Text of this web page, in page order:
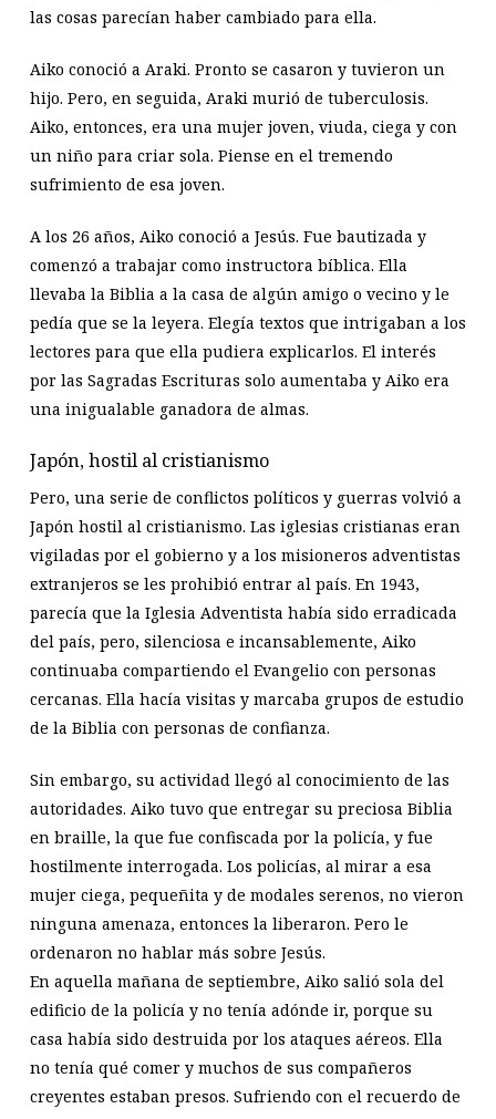
las cosas parecían haber cambiado para ella.
Aiko conoció a Araki. Pronto se casaron y tuvieron un
hijo. Pero, en seguida, Araki murió de tuberculosis.
Aiko, entonces, era una mujer joven, viuda, ciega y con
un niño para criar sola. Piense en el tremendo
sufrimiento de esa joven.
A los 26 años, Aiko conoció a Jesús. Fue bautizada y
comenzó a trabajar como instructora bíblica. Ella
llevaba la Biblia a la casa de algún amigo o vecino y le
pedía que se la leyera. Elegía textos que intrigaban a los
lectores para que ella pudiera explicarlos. El interés
por las Sagradas Escrituras solo aumentaba y Aiko era
una inigualable ganadora de almas.
Japón, hostil al cristianismo
Pero, una serie de conflictos políticos y guerras volvió a
Japón hostil al cristianismo. Las iglesias cristianas eran
vigiladas por el gobierno y a los misioneros adventistas
extranjeros se les prohibió entrar al país. En 1943,
parecía que la Iglesia Adventista había sido erradicada
del país, pero, silenciosa e incansablemente, Aiko
continuaba compartiendo el Evangelio con personas
cercanas. Ella hacía visitas y marcaba grupos de estudio
de la Biblia con personas de confianza.
Sin embargo, su actividad llegó al conocimiento de las
autoridades. Aiko tuvo que entregar su preciosa Biblia
en braille, la que fue confiscada por la policía, y fue
hostilmente interrogada. Los policías, al mirar a esa
mujer ciega, pequeñita y de modales serenos, no vieron
ninguna amenaza, entonces la liberaron. Pero le
ordenaron no hablar más sobre Jesús.
En aquella mañana de septiembre, Aiko salió sola del
edificio de la policía y no tenía adónde ir, porque su
casa había sido destruida por los ataques aéreos. Ella
no tenía qué comer y muchos de sus compañeros
creyentes estaban presos. Sufriendo con el recuerdo de